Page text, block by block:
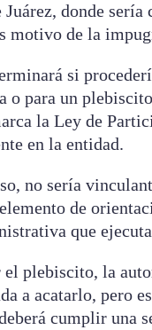
donde sería
motivo de la
si
o para un
la Ley de
en la entidad.
no sería
de
que
el plebiscito, la
a acatarlo, pero
cumplir una